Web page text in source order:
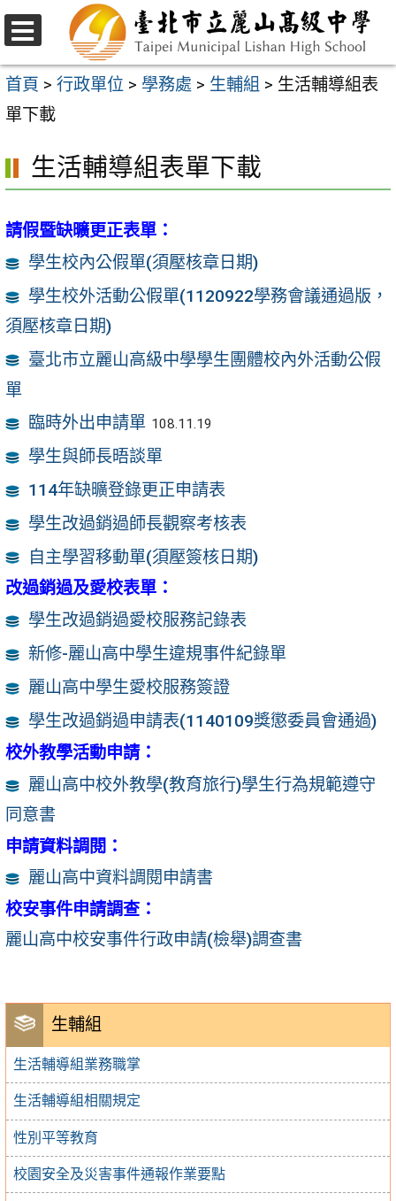
跳
至
主
要
容
區
選
單
首頁 > 行政單位 > 學務處 > 生輔組 > 生活輔導組表
單下載
生輔組
生活輔導組業務職掌
生活輔導組相關規定
性別平等教育
校園安全及災害事件通報作業要點
生活輔導組表單下載
請假暨缺曠更正表單：
學生校內公假單(須壓核章日期)
學生校外活動公假單(1120922學務會議通過版，
須壓核章日期)
臺北市立麗山高級中學學生團體校內外活動公假
單
臨時外出申請單 108.11.19
學生與師長晤談單
114年缺曠登錄更正申請表
學生改過銷過師長觀察考核表
自主學習移動單(須壓簽核日期)
改過銷過及愛校表單：
學生改過銷過愛校服務記錄表
新修-麗山高中學生違規事件紀錄單
麗山高中學生愛校服務簽證
學生改過銷過申請表(1140109獎懲委員會通過)
校外教學活動申請：
麗山高中校外教學(教育旅行)學生行為規範遵守
同意書
申請資料調閱：
麗山高中資料調閱申請書
校安事件申請調查：
麗山高中校安事件行政申請(檢舉)調查書